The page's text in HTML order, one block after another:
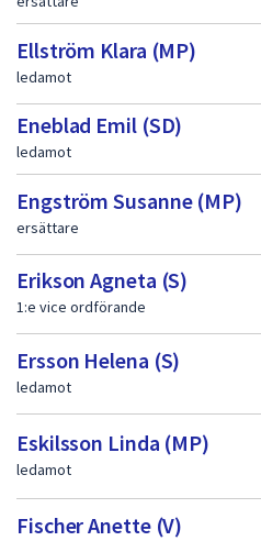
Ellström Klara (MP)
ledamot
Eneblad Emil (SD)
ledamot
Engström Susanne (MP)
ersättare
Erikson Agneta (S)
1:e vice ordförande
Ersson Helena (S)
ledamot
Eskilsson Linda (MP)
ledamot
Fischer Anette (V)